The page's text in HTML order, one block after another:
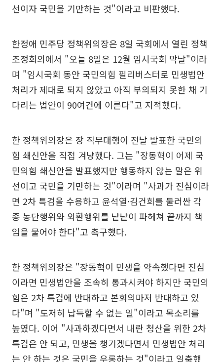
선이자 국민을 기만하는 것"이라고 비판했다.
한정애 민주당 정책위의장은 8일 국회에서 열린 정책
조정회의에서 "오늘 8일은 12월 임시국회 막날"이라
며 "임시국회 동안 국민의힘 필리버스터로 민생법안
처리가 제대로 되지 않았고 아직 부의되지 못한 채 기
다리는 법안이 90여건에 이른다"고 지적했다.
한 정책위의장은 장 직무대행이 전날 발표한 국민의
힘 쇄신안을 직접 겨냥했다. 그는 "장동혁이 어제 국
민의힘 쇄신안을 발표했지만 행동하지 않는 말은 위
선이고 국민을 기만하는 것"이라며 "사과가 진심이라
면 2차 특검을 수용하고 윤석열·김건희를 둘러싼 각
종 농단행위와 외환행위를 낱낱이 파헤쳐 끝까지 책
임을 물어야 한다"고 촉구했다.
한 정책위의장은 "장동혁이 민생을 약속했다면 진심
이라면 민생법안을 조속히 통과시켜야 하지만 국민의
힘은 2차 특검에 반대하고 본회의마저 반대하고 있
다"며 "도저히 납득할 수 없는 일"이라고 목소리를
높였다. 이어 "사과하겠다면서 내란 청산을 위한 2차
특검은 안 되고, 민생을 챙기겠다면서 민생법안 처리
는 안 하는 것은 국민을 우롱하는 것"이라고 일축했